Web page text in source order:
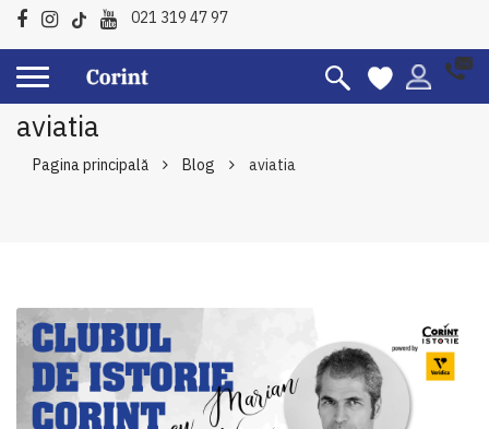
021 319 47 97
aviatia
Pagina principală Blog aviatia